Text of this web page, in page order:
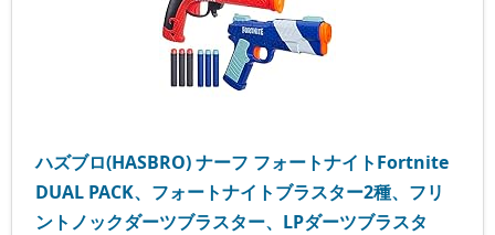
ハズブロ(HASBRO) ナーフ フォートナイトFortnite
DUAL PACK、フォートナイトブラスター2種、フリ
ントノックダーツブラスター、LPダーツブラスタ